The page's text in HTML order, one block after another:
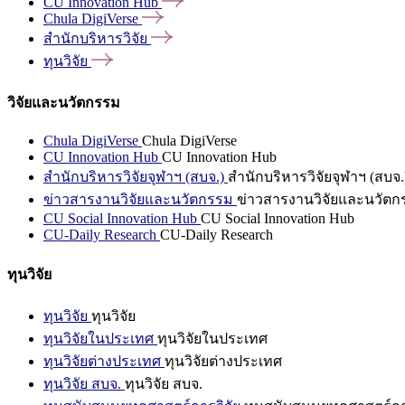
Chula DigiVerse
สำนักบริหารวิจัย
ทุนวิจัย
วิจัยและนวัตกรรม
Chula DigiVerse Chula DigiVerse
CU Innovation Hub CU Innovation Hub
สำนักบริหารวิจัยจุฬาฯ (สบจ.) สำนักบริหารวิจัยจุฬาฯ (สบจ
ข่าวสารงานวิจัยและนวัตกรรม ข่าวสารงานวิจัยและนวัตก
CU Social Innovation Hub CU Social Innovation Hub
CU-Daily Research CU-Daily Research
ทุนวิจัย
ทุนวิจัย ทุนวิจัย
ทุนวิจัยในประเทศ ทุนวิจัยในประเทศ
ทุนวิจัยต่างประเทศ ทุนวิจัยต่างประเทศ
ทุนวิจัย สบจ. ทุนวิจัย สบจ.